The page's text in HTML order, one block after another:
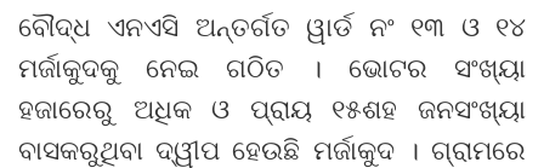
ବୌଦ୍ଧ ଏନଏସି ଅନ୍ତର୍ଗତ ୱାର୍ଡ ନଂ ୧୩ ଓ ୧୪
ମର୍ଜାକୁଦକୁ ନେଇ ଗଠିତ । ଭୋଟର ସଂଖ୍ୟା
ହଜାରେରୁ ଅଧିକ ଓ ପ୍ରାୟ ୧୫ଶହ ଜନସଂଖ୍ୟା
ବାସକରୁଥିବା ଦ୍ୱୀପ ହେଉଛି ମର୍ଜାକୁଦ । ଗ୍ରାମରେ